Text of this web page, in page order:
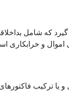
که شامل
اموال و خرابکاری
یا ترکیب